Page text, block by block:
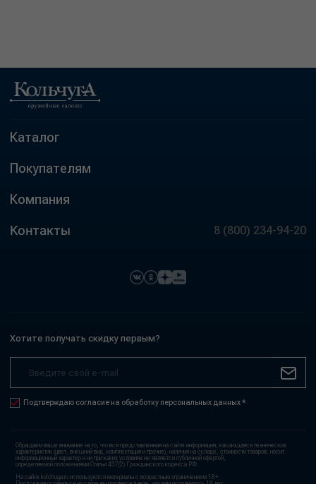
Каталог
Покупателям
Компания
Контакты 8 (800) 234-94-20
Хотите получать скидку первым?
Подтверждаю согласие на обработку персональных данных *
Обращаем ваше внимание на то, что вся представленная на сайте информация, касающаяся технических
характеристик (цвет, внешний вид, комплектация и прочие), наличия на складе, стоимости товаров, носит
информационный характер и ни при каких условиях не является публичной офертой,
определяемой положениями Статьи 437(2) Гражданского кодекса РФ.
На сайте kolchuga.ru используются материалы с возрастным ограничением 18+.